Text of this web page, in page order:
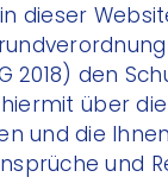
dieser
2018) den
über
und die
und